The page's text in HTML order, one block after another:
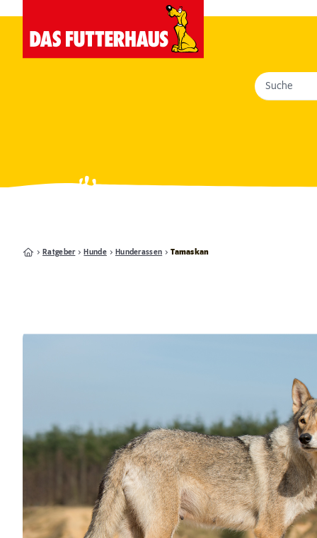
Suche
Ratgeber Hunde Hunderassen Tamaskan